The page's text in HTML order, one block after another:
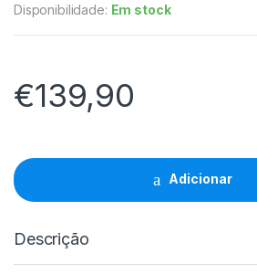
Disponibilidade: Em stock
€139,90
Compativel
Lexmark
CS421/CS521/CS622/CX421/CX522/
C2425/C2535/MC2325/MC2425/
78C0Z50/78C0ZV0
Adicionar
Descrição